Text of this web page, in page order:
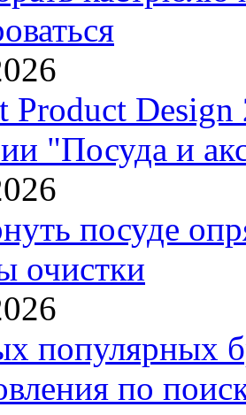
Product Design
"Посуда и
посуде
очистки
популярных
по